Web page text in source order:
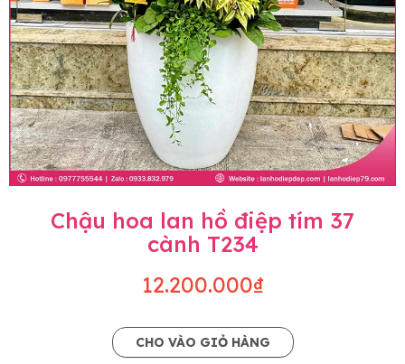
Chậu hoa lan hồ điệp tím 37
cành T234
12.200.000₫
CHO VÀO GIỎ HÀNG